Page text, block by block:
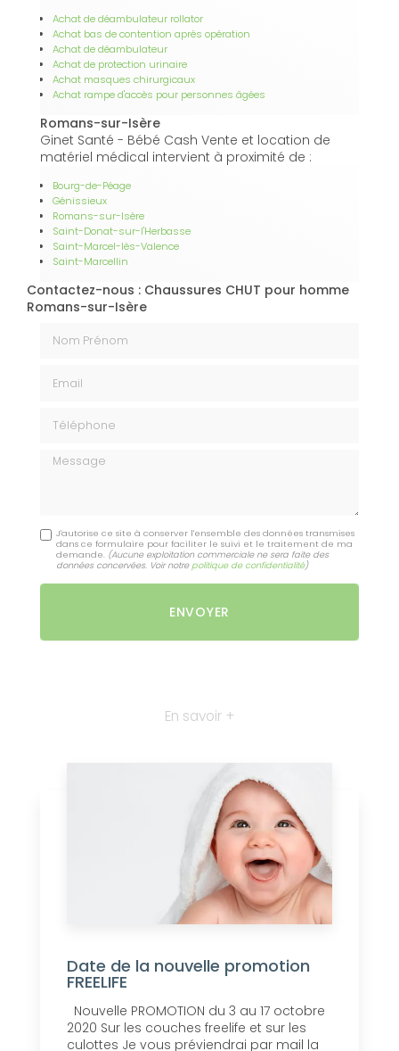
Achat de déambulateur rollator
Achat bas de contention après opération
Achat de déambulateur
Achat de protection urinaire
Achat masques chirurgicaux
Achat rampe d'accès pour personnes âgées
Romans-sur-Isère
Ginet Santé - Bébé Cash Vente et location de
matériel médical intervient à proximité de :
Bourg-de-Péage
Génissieux
Romans-sur-Isère
Saint-Donat-sur-l'Herbasse
Saint-Marcel-lès-Valence
Saint-Marcellin
Contactez-nous : Chaussures CHUT pour homme
Romans-sur-Isère
Message
J'autorise ce site à conserver l'ensemble des données transmises
dans ce formulaire pour faciliter le suivi et le traitement de ma
demande. (Aucune exploitation commerciale ne sera faite des
données concervées. Voir notre politique de confidentialité)
En savoir +
Date de la nouvelle promotion
FREELIFE
Nouvelle PROMOTION du 3 au 17 octobre
2020 Sur les couches freelife et sur les
culottes Je vous préviendrai par mail la